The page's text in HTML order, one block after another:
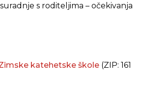
s roditeljima – očekivanja
katehetske škole (ZIP: 161